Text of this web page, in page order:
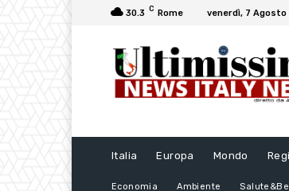
30.3 C Rome venerdì, 7 Agosto
Italia Europa Mondo
Economia Ambiente